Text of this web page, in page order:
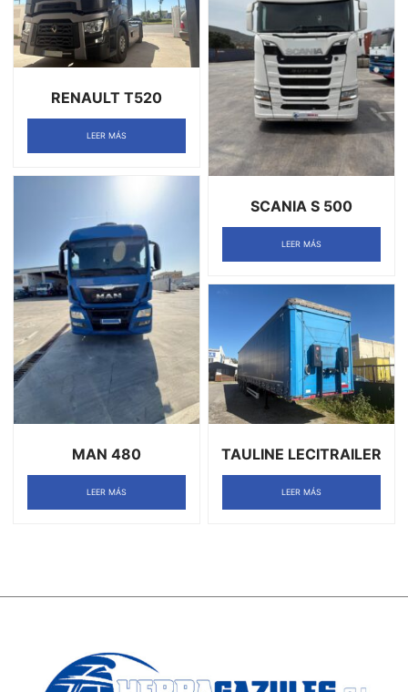
RENAULT T520
LEER MÁS
SCANIA S 500
LEER MÁS
MAN 480
LEER MÁS
TAULINE LECITRAILER
LEER MÁS